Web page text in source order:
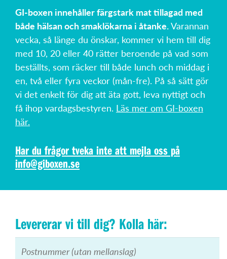
GI-boxen innehåller färgstark mat tillagad med
både hälsan och smaklökarna i åtanke.Varannan
vecka, så länge du önskar, kommer vi hem till dig
med 10, 20 eller 40 rätter beroende på vad som
beställts, som räcker till både lunch och middag i
en, två eller fyra veckor (mån-fre). På så sätt gör
vi det enkelt för dig att äta gott, leva nyttigt och
få ihop vardagsbestyren. Läs mer om GI-boxen
här.
Har du frågor tveka inte att mejla oss på
info@giboxen.se
Levererar vi till dig? Kolla här: